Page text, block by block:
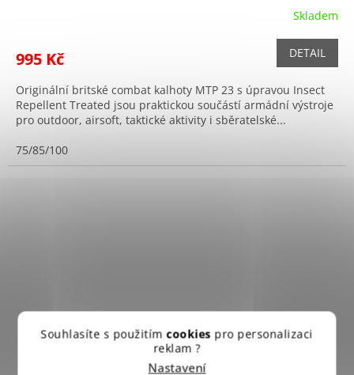
Souhlasíte s použitímcookies pro personalizaci
reklam ?
Nastavení
Skladem
995 Kč DETAIL
Originální britské combat kalhoty MTP 23 s úpravou Insect
Repellent Treated jsou praktickou součástí armádní výstroje
pro outdoor, airsoft, taktické aktivity i sběratelské...
75/85/100